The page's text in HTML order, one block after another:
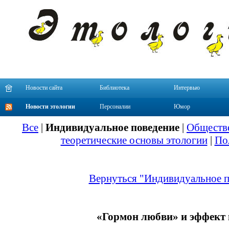
Новости сайта Библиотека Интервью
Новости этологии Персоналии Юмор
Все | Индивидуальное поведение |
теоретические основы этологии|
Вернуться "Индивидуальное
«Гормон любви» и эффект